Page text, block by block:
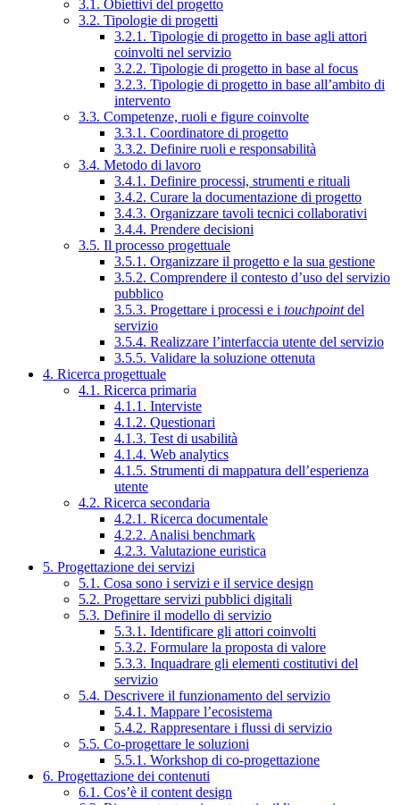
3.1. Obiettivi del progetto
3.2. Tipologie di progetti
3.2.1. Tipologie di progetto in base agli attori
coinvolti nel servizio
3.2.2. Tipologie di progetto in base al focus
3.2.3. Tipologie di progetto in base all’ambito di
intervento
3.3. Competenze, ruoli e figure coinvolte
3.3.1. Coordinatore di progetto
3.3.2. Definire ruoli e responsabilità
3.4. Metodo di lavoro
3.4.1. Definire processi, strumenti e rituali
3.4.2. Curare la documentazione di progetto
3.4.3. Organizzare tavoli tecnici collaborativi
3.4.4. Prendere decisioni
3.5. Il processo progettuale
3.5.1. Organizzare il progetto e la sua gestione
3.5.2. Comprendere il contesto d’uso del servizio
pubblico
3.5.3. Progettare i processi e i touchpointdel
servizio
3.5.4. Realizzare l’interfaccia utente del servizio
3.5.5. Validare la soluzione ottenuta
4. Ricerca progettuale
4.1. Ricerca primaria
4.1.1. Interviste
4.1.2. Questionari
4.1.3. Test di usabilità
4.1.4. Web analytics
4.1.5. Strumenti di mappatura dell’esperienza
utente
4.2. Ricerca secondaria
4.2.1. Ricerca documentale
4.2.2. Analisi benchmark
4.2.3. Valutazione euristica
5. Progettazione dei servizi
5.1. Cosa sono i servizi e il service design
5.2. Progettare servizi pubblici digitali
5.3. Definire il modello di servizio
5.3.1. Identificare gli attori coinvolti
5.3.2. Formulare la proposta di valore
5.3.3. Inquadrare gli elementi costitutivi del
servizio
5.4. Descrivere il funzionamento del servizio
5.4.1. Mappare l’ecosistema
5.4.2. Rappresentare i flussi di servizio
5.5. Co-progettare le soluzioni
5.5.1. Workshop di co-progettazione
6. Progettazione dei contenuti
6.1. Cos’è il content design